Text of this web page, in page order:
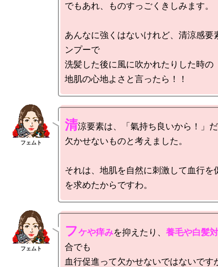
でもあれ、ものすっごくきしみます。
あんなに強くはないけれど、清涼感要
ンプーで
洗髪した後に風に吹かれたりした時の
清涼要素は、「氣持ち良いから！」
欠かせないものと考えました。
それは、地肌を自然に刺激して血行を
フケや痒みを抑えたり、 養毛や白髪
合でも
血行促進って欠かせないではないです